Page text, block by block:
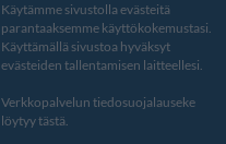
Käytämme sivustolla evästeitä
parantaaksemme käyttökokemustasi.
Käyttämällä sivustoa hyväksyt
evästeiden tallentamisen laitteellesi.
Verkkopalvelun tiedosuojalauseke
löytyy tästä.